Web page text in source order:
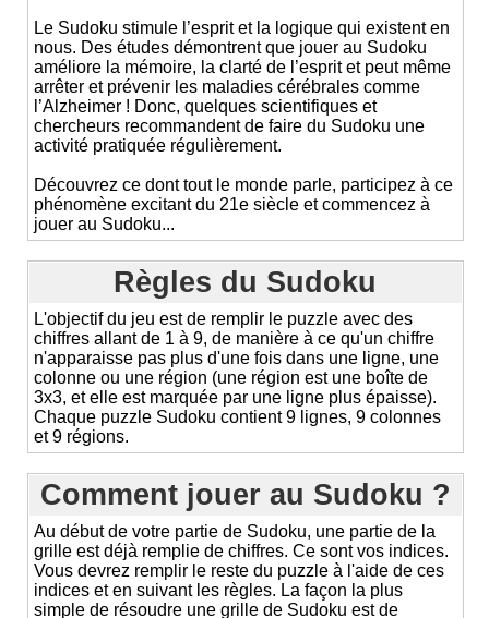
Le Sudoku stimule l’esprit et la logique qui existent en
nous. Des études démontrent que jouer au Sudoku
améliore la mémoire, la clarté de l’esprit et peut même
arrêter et prévenir les maladies cérébrales comme
l’Alzheimer ! Donc, quelques scientifiques et
chercheurs recommandent de faire du Sudoku une
activité pratiquée régulièrement.
Découvrez ce dont tout le monde parle, participez à ce
phénomène excitant du 21e siècle et commencez à
jouer au Sudoku...
Règles du Sudoku
L'objectif du jeu est de remplir le puzzle avec des
chiffres allant de 1 à 9, de manière à ce qu'un chiffre
n'apparaisse pas plus d'une fois dans une ligne, une
colonne ou une région (une région est une boîte de
3x3, et elle est marquée par une ligne plus épaisse).
Chaque puzzle Sudoku contient 9 lignes, 9 colonnes
et 9 régions.
Comment jouer au Sudoku ?
Au début de votre partie de Sudoku, une partie de la
grille est déjà remplie de chiffres. Ce sont vos indices.
Vous devrez remplir le reste du puzzle à l'aide de ces
indices et en suivant les règles. La façon la plus
simple de résoudre une grille de Sudoku est de